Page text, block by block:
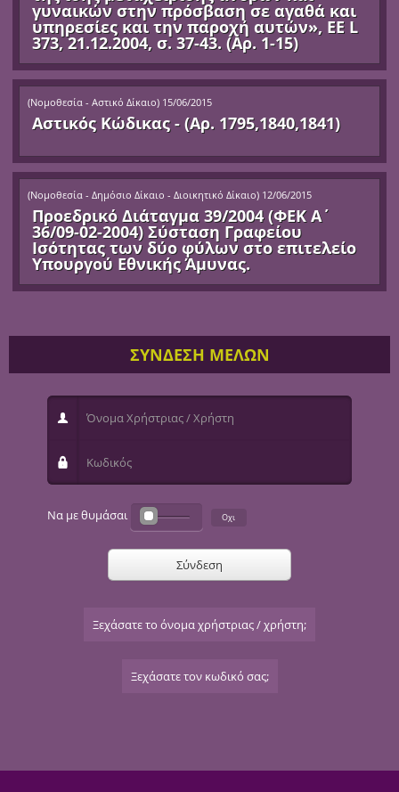
γυναικών στην πρόσβαση σε αγαθά και
υπηρεσίες και την παροχή αυτών», ΕΕ L
373, 21.12.2004, σ. 37-43. (Αρ. 1-15)
(Νομοθεσία - Αστικό Δίκαιο) 15/06/2015
Αστικός Κώδικας - (Αρ. 1795,1840,1841)
(Νομοθεσία - Δημόσιο Δίκαιο - Διοικητικό Δίκαιο) 12/06/2015
Προεδρικό Διάταγμα 39/2004 (ΦΕΚ Α΄
36/09-02-2004) Σύσταση Γραφείου
Ισότητας των δύο φύλων στο επιτελείο
Υπουργού Εθνικής Άμυνας.
ΣΥΝΔΕΣΗ ΜΕΛΩΝ
Όνομα Χρήστριας / Χρήστη
Κωδικός
Να με θυμάσαι
Σύνδεση
Ξεχάσατε το όνομα χρήστριας / χρήστη;
Ξεχάσατε τον κωδικό σας;